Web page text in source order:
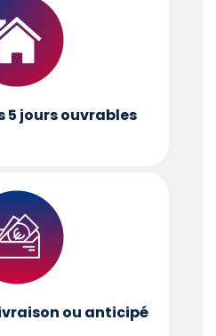
5 jours ouvrables
ou anticipé